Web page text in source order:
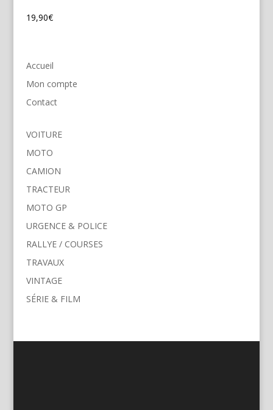
19,90€
Accueil
Mon compte
Contact
VOITURE
MOTO
CAMION
TRACTEUR
MOTO GP
URGENCE & POLICE
RALLYE / COURSES
TRAVAUX
VINTAGE
SÉRIE & FILM